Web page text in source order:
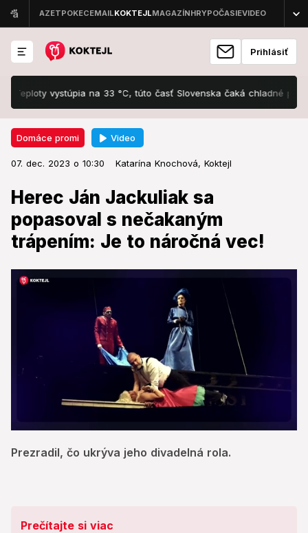
Prihlásiť
vystúpia na 33 °C, túto časť Slovenska čaká chladné
Domáce promi Video
07. dec. 2023 o 10:30 Katarína Knochová, Koktejl
Herec Ján Jackuliak sa
popasoval s nečakaným
trápením: Je to náročná vec!
seconds
of
Prezradil, čo ukrýva jeho divadelná rola.
Domáce promi 07. dec. 2023 o 10:30
Herec Ján Jackuliak sa popasoval
s nečakaným trápením: Je to
náročná vec!
Prezradil, čo ukrýva jeho divadelná rola.
Prečítajte si viac